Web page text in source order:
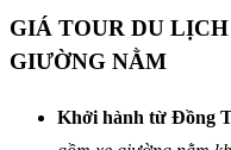
GIÁ TOUR DU
GIƯỜNG NẰM
Khởi hành từ Đồng